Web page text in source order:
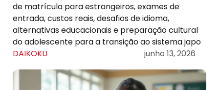
de matrícula para estrangeiros, exames de
entrada, custos reais, desafios de idioma,
alternativas educacionais e preparação cultural
do adolescente para a transição ao sistema japo
DAIKOKU
junho 13, 2026